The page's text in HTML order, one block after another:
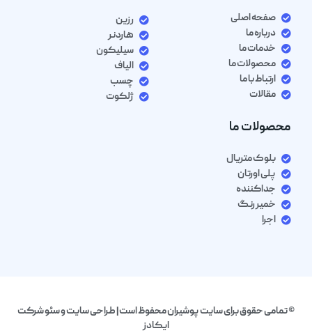
صفحه اصلی
درباره ما
خدمات ما
محصولات ما
ارتباط با ما
مقالات
رزین
هاردنر
سیلیکون
الیاف
چسب
ژلکوت
محصولات ما
بلوک متریال
پلی اورتان
جداکننده
خمیر رنگ
اجرا
© تمامی حقوق برای سایت پوشیران محفوظ است| طراحی سایت و سئو شرکت
ایکادز